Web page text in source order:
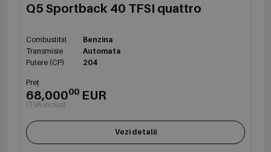
Q5 Sportback 40 TFSI quattro
Combustibil
Benzina
Transmisie
Automata
Putere (CP)
204
Preț
68,00000 EUR
(TVA inclus)
Vezi detalii